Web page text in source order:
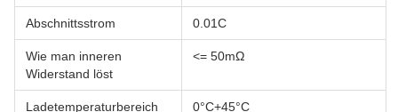
Abschnittsstrom 0.01C
Wie man inneren
Widerstand löst
<= 50mΩ
Ladetemperaturbereich 0°C+45°C